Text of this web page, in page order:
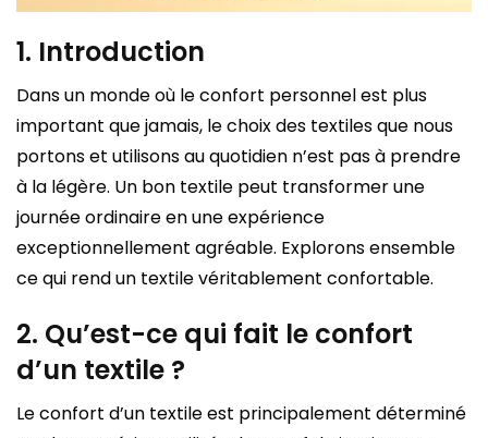
1. Introduction
Dans un monde où le confort personnel est plus
important que jamais, le choix des textiles que nous
portons et utilisons au quotidien n’est pas à prendre
à la légère. Un bon textile peut transformer une
journée ordinaire en une expérience
exceptionnellement agréable. Explorons ensemble
ce qui rend un textile véritablement confortable.
2. Qu’est-ce qui fait le confort
d’un textile ?
Le confort d’un textile est principalement déterminé